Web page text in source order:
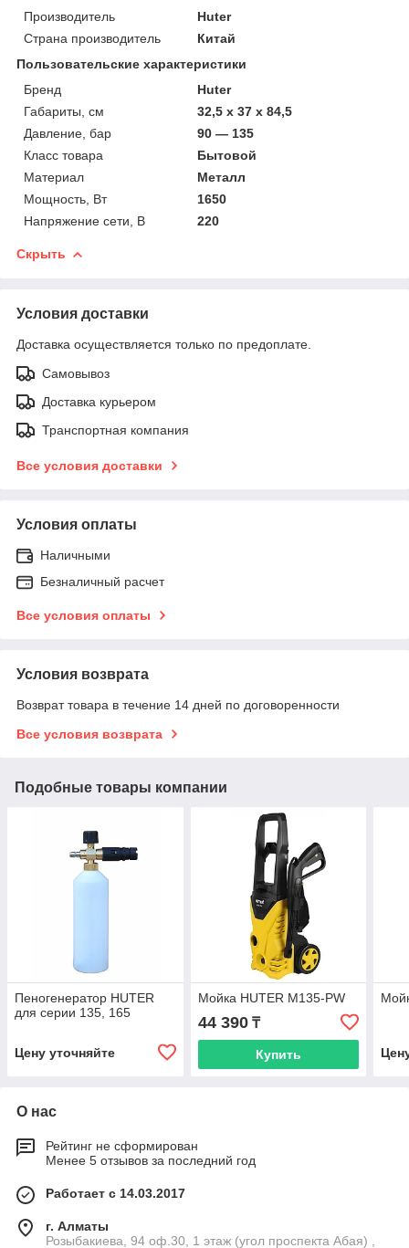
Производитель
Huter
Страна производитель
Китай
Пользовательские характеристики
Бренд
Huter
Габариты, см
32,5 х 37 х 84,5
Давление, бар
90 — 135
Класс товара
Бытовой
Материал
Металл
Мощность, Вт
1650
Напряжение сети, В
220
Скрыть
Условия доставки
Доставка осуществляется только по предоплате.
Самовывоз
Доставка курьером
Транспортная компания
Все условия доставки
Условия оплаты
Наличными
Безналичный расчет
Все условия оплаты
Условия возврата
Возврат товара в течение 14 дней по договоренности
Все условия возврата
Подобные товары компании
Пеногенератор HUTER
для серии 135, 165
Цену уточняйте
Мойка HUTER M135-РW
44 390₸
Купить
О нас
Рейтинг не сформирован
Менее 5 отзывов за последний год
Работает с 14.03.2017
г. Алматы
Розыбакиева, 94 оф.30, 1 этаж (угол проспекта Абая) ,